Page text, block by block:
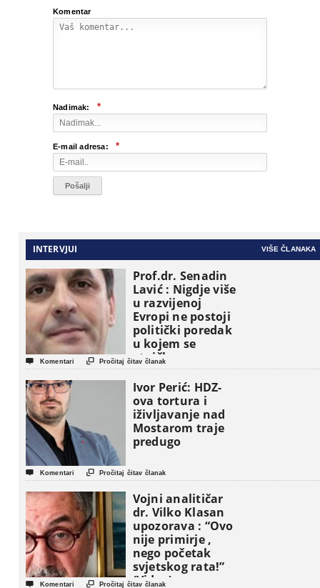
Komentar
Nadimak: *
E-mail adresa: *
INTERVJUI VIŠE ČLANAKA
Prof.dr. Senadin
Lavić : Nigdje više
u razvijenoj
Evropi ne postoji
politički poredak
u kojem se
etničke grupe
pojavljuju kao
osnovne
političke jedinice
 Komentari  Pročitaj čitav članak
Ivor Perić: HDZ-
ova tortura i
iživljavanje nad
Mostarom traje
predugo
 Komentari  Pročitaj čitav članak
Vojni analitičar
dr. Vilko Klasan
upozorava : “Ovo
nije primirje ,
nego početak
svjetskog rata!”
(Video)
 Komentari  Pročitaj čitav članak